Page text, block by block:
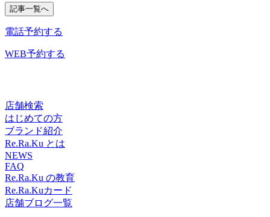
す。※ご予約状況はその都度変化致しますのでご注意くださ
い。．．．★。☆。★。☆。★。☆。★。☆。★。☆。★。
☆。★．．．『肩甲骨ストレッチ＆骨盤ストレッチ』をとり
ージとは違うボディケアで、お身体リフレッシュ
ざいます(*^^*)土日は込み合う日が多いので、ぜひ早めのご
予約をお勧めいたします！お気に入りのスタッフに空きが無
い場合、お電話してみてください。ご案内できる場合がござ
のご来店をお待ちしております＾＾♪ ．．．★。☆。★。
ます！ご予約お待ちしております。※ご予約状況はその都度
変化致しますのでご注意ください。．．．★。☆。★。☆。
★。☆。★。☆。★。☆。★。☆。★．．．『肩甲骨ストレ
ッチ＆骨盤ストレッチ』をとり入れた整体ファンからも人気
のリラク系ボディケア♪マッサージとは違うボディケアで、
お身体リフレッシュ♪Re.Ra.Ku 尾山台店＃東急大井町線＃尾
山台＃整体・マッサージファンにも大人気＃肩こり・腰痛＃
骨盤ストレッチ＃ストレッチ＃リフレクソロジー＃PayPay
記事一覧へ
電話予約する
WEB予約する
店舗検索
はじめての方
ブランド紹介
Re.Ra.Ku とは
NEWS
FAQ
Re.Ra.Ku の教育
Re.Ra.Kuカード
店舗ブログ一覧